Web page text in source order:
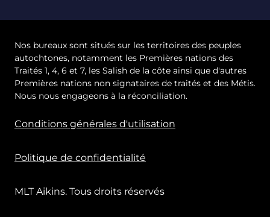
Nos bureaux sont situés sur les territoires des peuples
autochtones, notamment les Premières nations des
Traités 1, 4, 6 et 7, les Salish de la côte ainsi que d'autres
Premières nations non signataires de traités et des Métis.
Nous nous engageons à la réconciliation.
Conditions générales d'utilisation
Politique de confidentialité
MLT Aikins. Tous droits réservés